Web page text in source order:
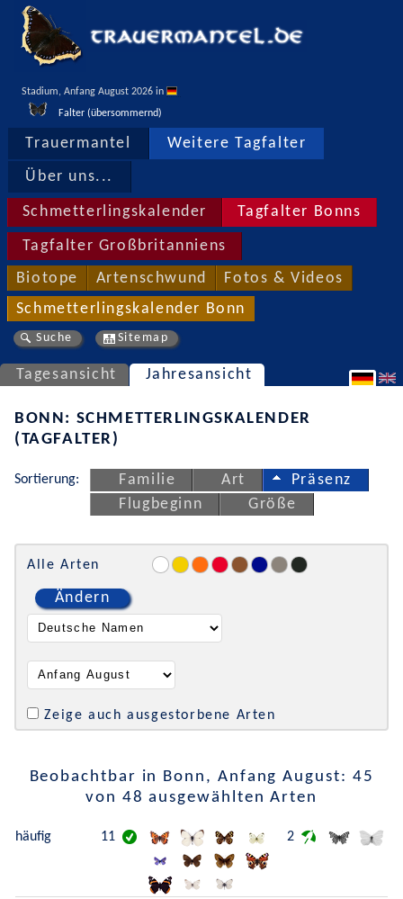
Stadium, Anfang August 2026 in
Falter (übersommernd)
Trauermantel Weitere Tagfalter
Über uns...
Schmetterlingskalender Tagfalter Bonns
Tagfalter Großbritanniens
Biotope Artenschwund Fotos & Videos
Schmetterlingskalender Bonn
Suche Sitemap
Tagesansicht Jahresansicht
BONN: SCHMETTERLINGSKALENDER
(TAGFALTER)
Sortierung: Familie Art
Präsenz
Flugbeginn
Größe
Alle Arten
Ändern
Zeige auch ausgestorbene Arten
Beobachtbar in Bonn, Anfang August: 45
von 48 ausgewählten Arten
häufig 11 2